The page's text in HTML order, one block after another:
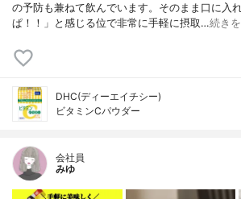
の予防も兼ねて飲んでいます。そのまま口に入
ぱ！！」と感じる位で非常に手軽に摂取…続き
DHC(ディーエイチシー)
ビタミンCパウダー
会社員
みゆ